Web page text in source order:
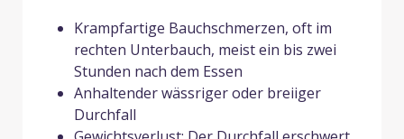
Krampfartige Bauchschmerzen, oft im
rechten Unterbauch, meist ein bis zwei
Stunden nach dem Essen
Anhaltender wässriger oder breiiger
Durchfall